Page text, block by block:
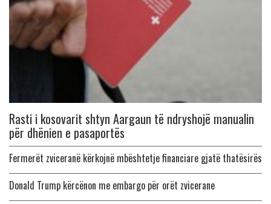
Rasti i kosovarit shtyn Aargaun të ndryshojë manualin
për dhënien e pasaportës
Fermerët zviceranë kërkojnë mbështetje financiare gjatë thatësirës
Donald Trump kërcënon me embargo për orët zvicerane